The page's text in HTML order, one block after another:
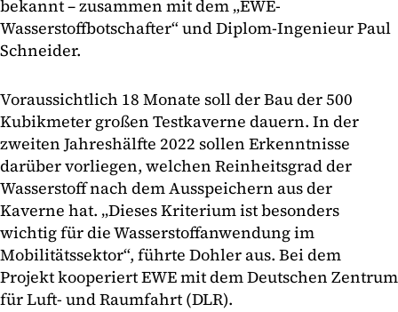
bekannt – zusammen mit dem „EWE-
Wasserstoffbotschafter“ und Diplom-Ingenieur Paul
Schneider.
Voraussichtlich 18 Monate soll der Bau der 500
Kubikmeter großen Testkaverne dauern. In der
zweiten Jahreshälfte 2022 sollen Erkenntnisse
darüber vorliegen, welchen Reinheitsgrad der
Wasserstoff nach dem Ausspeichern aus der
Kaverne hat. „Dieses Kriterium ist besonders
wichtig für die Wasserstoffanwendung im
Mobilitätssektor“, führte Dohler aus. Bei dem
Projekt kooperiert EWE mit dem Deutschen Zentrum
für Luft- und Raumfahrt (DLR).